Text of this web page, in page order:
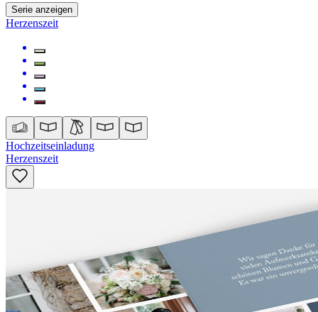
Serie anzeigen
Herzenszeit
Hochzeitseinladung
Herzenszeit